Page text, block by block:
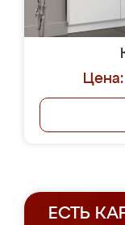
ЕСТЬ